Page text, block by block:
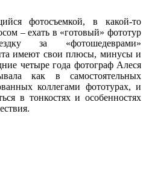
фотосъемкой, в какой-то
– ехать в «готовый» фототур
за «фотошедеврами»
имеют свои плюсы, минусы и
четыре года фотограф Алеся
как в самостоятельных
коллегами фототурах, и
в тонкостях и особенностях